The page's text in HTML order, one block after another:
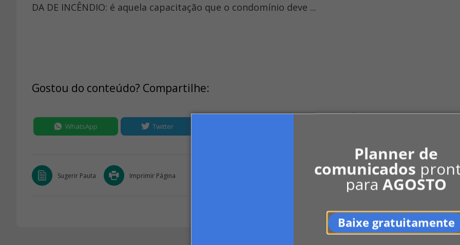
Planner de
comunicados
paraAGOSTO
Baixe gratuitamente
DA DE INCÊNDIO: é aquela capacitação que o condomínio deve ...
Gostou do conteúdo? Compartilhe:
WhatsApp Twitter
0
Sugerir Pauta Imprimir Página